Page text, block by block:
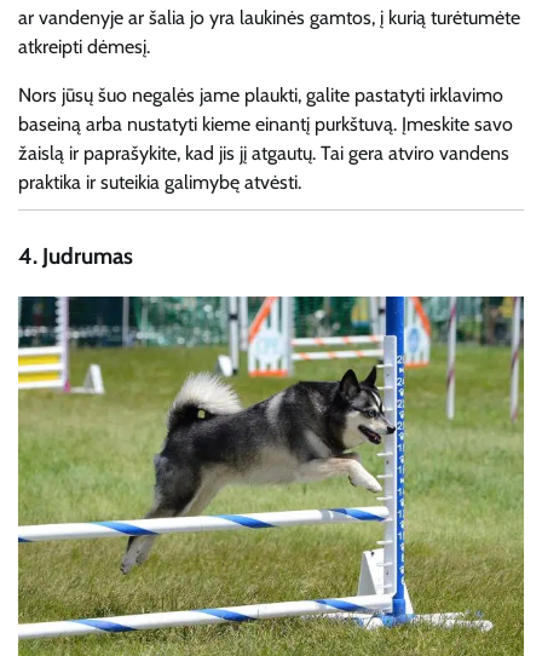
ar vandenyje ar šalia jo yra laukinės gamtos, į kurią turėtumėte
atkreipti dėmesį.
Nors jūsų šuo negalės jame plaukti, galite pastatyti irklavimo
baseiną arba nustatyti kieme einantį purkštuvą. Įmeskite savo
žaislą ir paprašykite, kad jis jį atgautų. Tai gera atviro vandens
praktika ir suteikia galimybę atvėsti.
4. Judrumas